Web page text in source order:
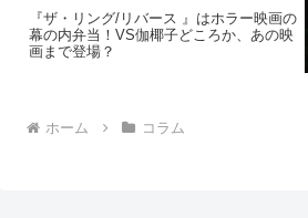
『ザ・リング/リバース 』はホラー映画の
幕の内弁当！VS伽椰子どころか、あの映
画まで登場？
ホーム コラム